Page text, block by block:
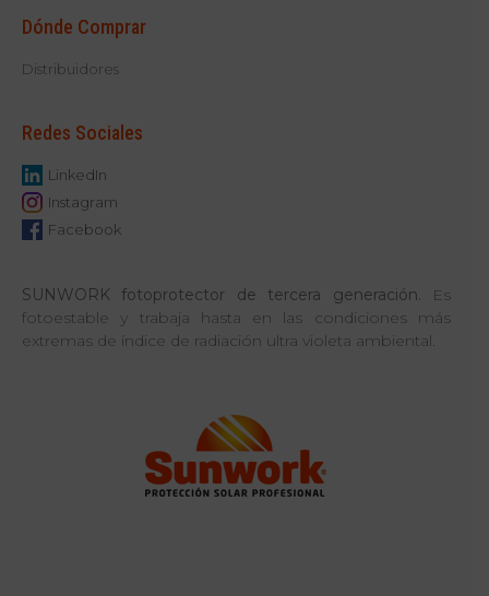
Dónde Comprar
Distribuidores
Redes Sociales
LinkedIn
Instagram
Facebook
SUNWORK fotoprotector de tercera generación. Es
fotoestable y trabaja hasta en las condiciones más
extremas de índice de radiación ultra violeta ambiental.